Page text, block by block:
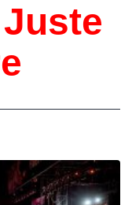
Juste